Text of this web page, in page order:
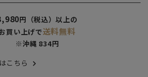
円（税込）以上の
買い上げで送料無料
※沖縄 834円
こちら